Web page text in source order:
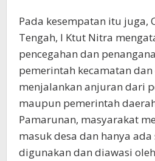
Pada kesempatan itu juga,
Tengah, I Ktut Nitra
pencegahan dan
pemerintah kecamatan dan
menjalankan anjuran dari
maupun pemerintah
Pamarunan, masyarakat
masuk desa dan hanya ada
digunakan dan diawasi